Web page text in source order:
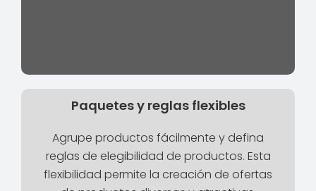
Paquetes y reglas flexibles
Agrupe productos fácilmente y defina
reglas de elegibilidad de productos. Esta
flexibilidad permite la creación de ofertas